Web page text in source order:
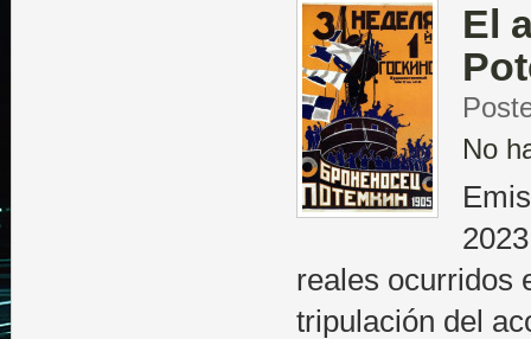
El
No
reales ocurridos
tripulación del